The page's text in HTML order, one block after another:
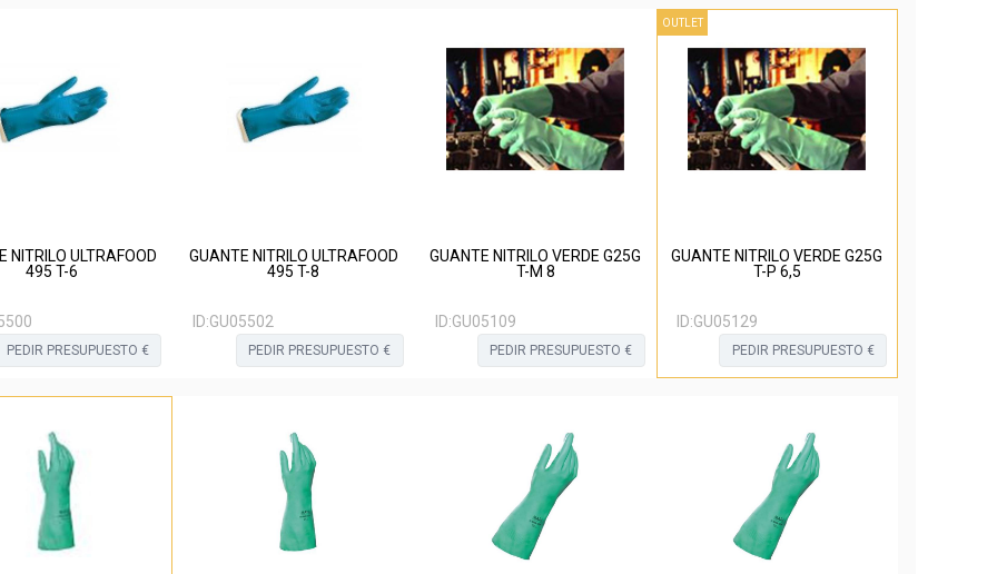
NITRILO ULTRAFOOD
495 T-6
PEDIR PRESUPUESTO €
GUANTE NITRILO ULTRAFOOD
495 T-8
ID:GU05502
PEDIR PRESUPUESTO €
GUANTE NITRILO VERDE G25G
T-M 8
ID:GU05109
PEDIR PRESUPUESTO €
OUTLET
GUANTE NITRILO VERDE G25G
T-P 6,5
ID:GU05129
PEDIR PRESUPUESTO €